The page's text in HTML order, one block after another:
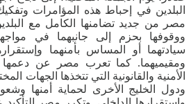
البلدين في إحباط هذه المؤامرات
مصر من جديد تضامنها الكامل مع
ووقوفها بحزم إلى جانبهما في
سيادتهما أو المساس بأمنهما
ومقيميهما. كما تعرب مصر عن دعمها
الأمنية والقانونية التي تتخذها الجهات
ودول الخليج الأخرى لحماية أمنها